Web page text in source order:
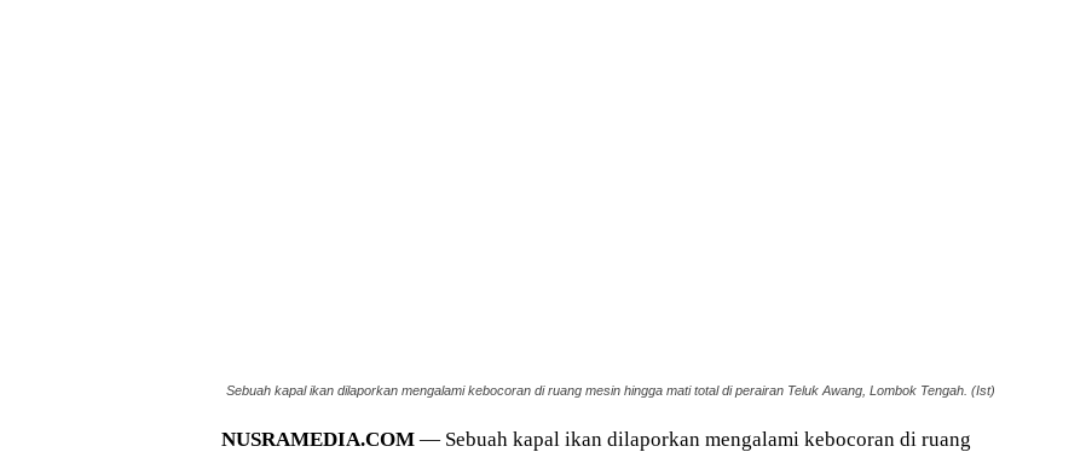
Sebuah kapal ikan dilaporkan mengalami kebocoran di ruang mesin hingga mati total di perairan Teluk Awang, Lombok Tengah. (Ist)
NUSRAMEDIA.COM— Sebuah kapal ikan dilaporkan mengalami kebocoran di ruang